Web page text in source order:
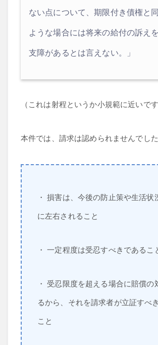
ない点について、期限付き債権と
ような場合には将来の給付の訴え
支障があるとは言えない。」
（これは射程というか小規範に近いです
本件では、請求は認められませんでし
・ 損害は、今後の防止策や生活状
に左右されること
・ 一定程度は受忍すべきであるこ
・ 受忍限度を超える場合に賠償の
るから、それを請求者が立証すべ
こと